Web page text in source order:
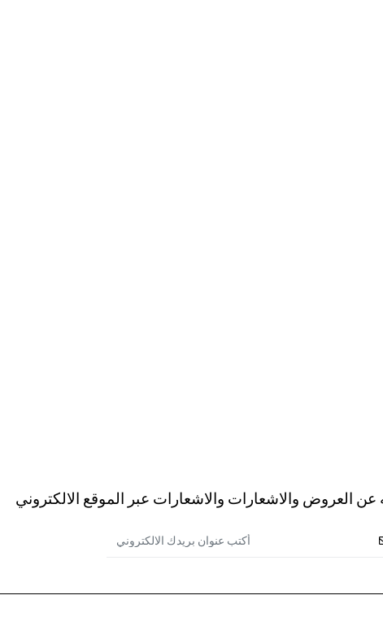
عن العروض والاشعارات والاشعارات عبر الموقع الالكتروني